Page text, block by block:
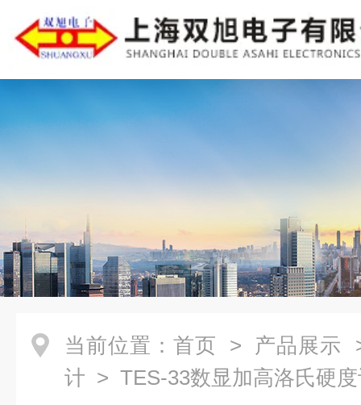
当前位置： 首页 > 产品展示
计 > TES-33数显加高洛氏硬